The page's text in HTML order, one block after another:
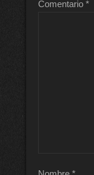
Comentario *